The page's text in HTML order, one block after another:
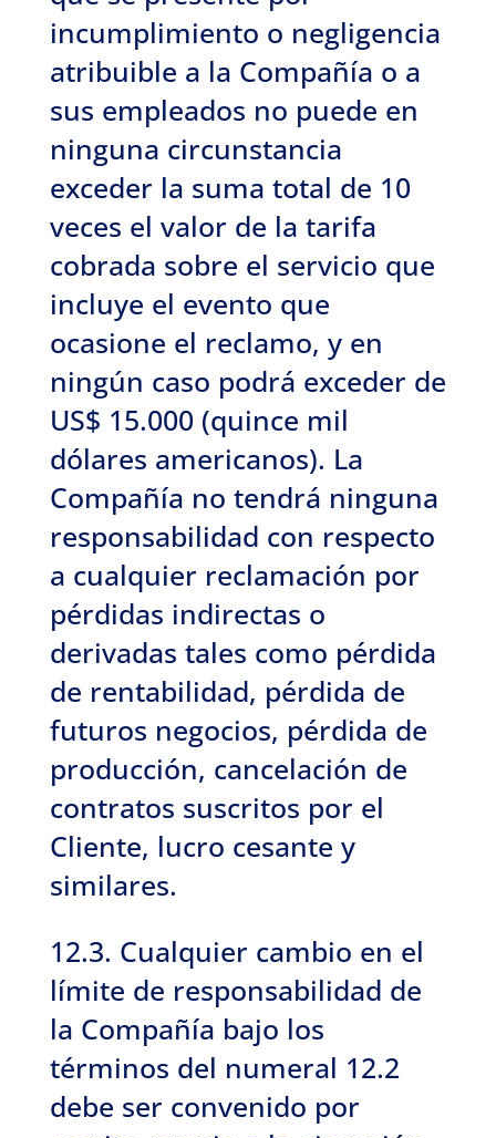
incumplimiento o negligencia
atribuible a la Compañía o a
sus empleados no puede en
ninguna circunstancia
exceder la suma total de 10
veces el valor de la tarifa
cobrada sobre el servicio que
incluye el evento que
ocasione el reclamo, y en
ningún caso podrá exceder de
US$ 15.000 (quince mil
dólares americanos). La
Compañía no tendrá ninguna
responsabilidad con respecto
a cualquier reclamación por
pérdidas indirectas o
derivadas tales como pérdida
de rentabilidad, pérdida de
futuros negocios, pérdida de
producción, cancelación de
contratos suscritos por el
Cliente, lucro cesante y
similares.
12.3. Cualquier cambio en el
límite de responsabilidad de
la Compañía bajo los
términos del numeral 12.2
debe ser convenido por